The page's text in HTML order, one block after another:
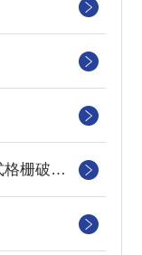
PZG型转鼓式格栅破碎机